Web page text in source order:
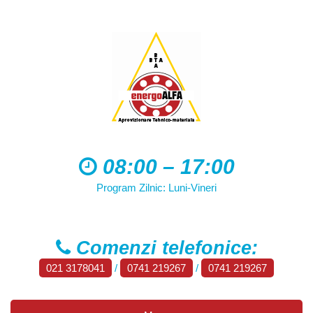
08:00 – 17:00
Program Zilnic: Luni-Vineri
Comenzi telefonice:
021 3178041 / 0741 219267 / 0741 219267